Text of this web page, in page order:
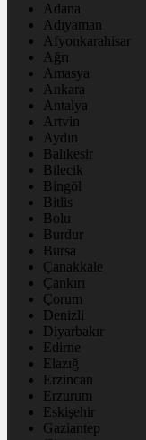
Adana
Adıyaman
Afyonkarahisar
Ağrı
Amasya
Ankara
Antalya
Artvin
Aydın
Balıkesir
Bilecik
Bingöl
Bitlis
Bolu
Burdur
Bursa
Çanakkale
Çankırı
Çorum
Denizli
Diyarbakır
Edirne
Elazığ
Erzincan
Erzurum
Eskişehir
Gaziantep